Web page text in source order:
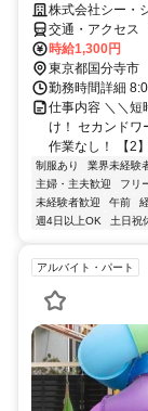
株式会社シー・
交通・アクセス
時給1,300円
東京都国分寺市
勤務時間詳細
仕事内容 ＼＼短
け！ セカンド
作業なし！ 【2
制服あり 業界未経験
主婦・主夫歓迎
フリ
未経験者歓迎
午前
週4日以上OK
土日祝
アルバイト・パート